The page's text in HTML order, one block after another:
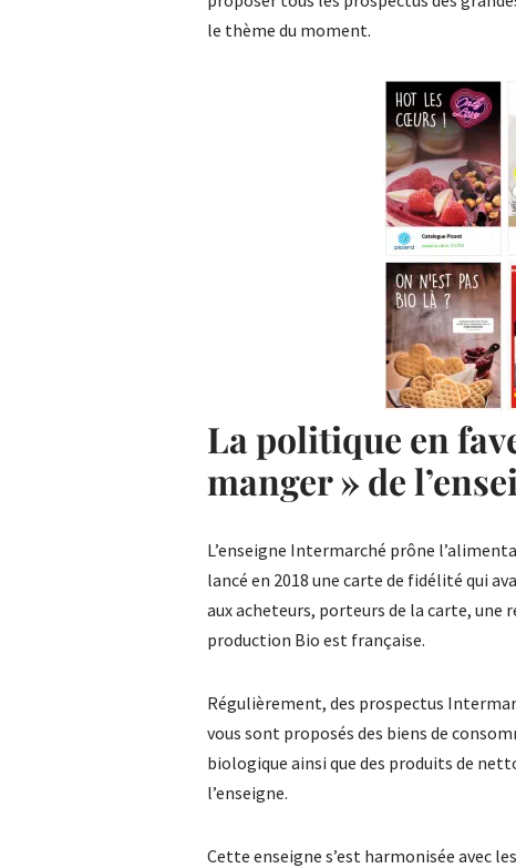
le thème du moment.
La politique en
manger » de
L’enseigne Intermarché prône
lancé en 2018 une carte de fidélité qui
aux acheteurs, porteurs de la carte, une
production Bio est française.
Régulièrement, des prospectus
vous sont proposés des biens de
biologique ainsi que des produits de
l’enseigne.
Cette enseigne s’est harmonisée avec